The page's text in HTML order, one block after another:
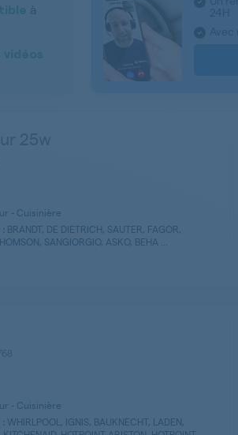
à
- Cuisinière
: BRANDT, DE DIETRICH, SAUTER, FAGOR,
SANGIORGIO, ASKO, BEHA ...
- Cuisinière
: WHIRLPOOL, IGNIS, BAUKNECHT, LADEN,